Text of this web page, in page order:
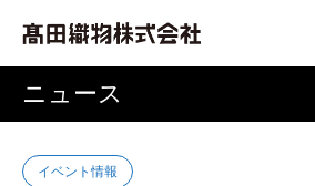
ニュース
イベント情報